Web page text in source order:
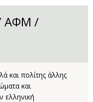
ΑΦΜ /
και πολίτης άλλης
και
ελληνική